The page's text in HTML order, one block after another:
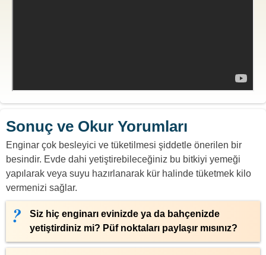
Sonuç ve Okur Yorumları
Enginar çok besleyici ve tüketilmesi şiddetle önerilen bir
besindir. Evde dahi yetiştirebileceğiniz bu bitkiyi yemeği
yapılarak veya suyu hazırlanarak kür halinde tüketmek kilo
vermenizi sağlar.
Siz hiç enginarı evinizde ya da bahçenizde
yetiştirdiniz mi? Püf noktaları paylaşır mısınız?